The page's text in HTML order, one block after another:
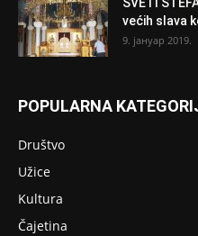
SVETI
većih slava
9. јануар 2019.
POPULARNA
Društvo
Užice
Kultura
Čajetina